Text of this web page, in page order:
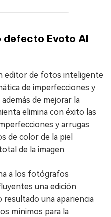
defecto Evoto AI
editor de fotos inteligente
de imperfecciones y
de mejorar la
elimina con éxito las
y arrugas
de color de la piel
de la imagen.
a los fotógrafos
una edición
resultado una apariencia
mínimos para la